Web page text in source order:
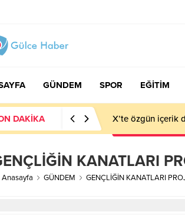
GÜNDEM SPOR EĞİTİM
DAKİKA X’te özgün içerik
KANATLARI
Anasayfa GÜNDEM GENÇLİĞİN KANATLARI